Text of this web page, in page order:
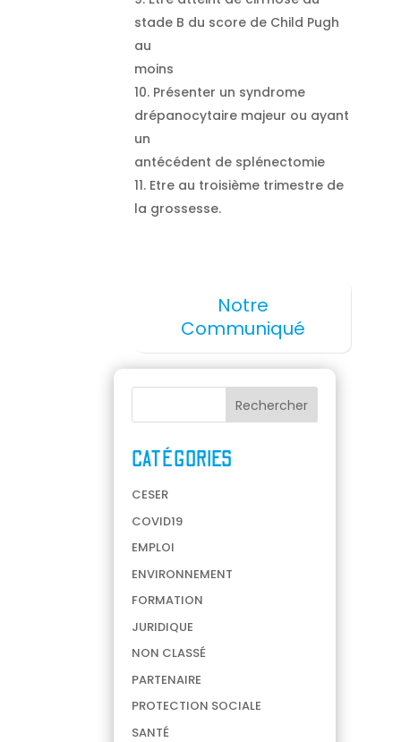
stade B du score de Child Pugh
au
moins
Présenter un syndrome
drépanocytaire majeur ou ayant
un
antécédent de splénectomie
Etre au troisième trimestre de
la grossesse.
Notre
Communiqué
CATÉGORIES
CESER
COVID19
EMPLOI
ENVIRONNEMENT
FORMATION
JURIDIQUE
NON CLASSÉ
PARTENAIRE
PROTECTION SOCIALE
SANTÉ